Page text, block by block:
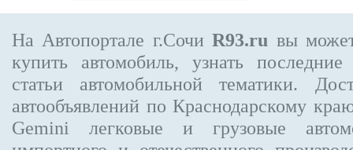
На Автопортале г.СочиR93.ru вы
купить автомобиль, узнать
статьи автомобильной тематики.
автообъявлений по Краснодарскому
Gemini легковые и грузовые